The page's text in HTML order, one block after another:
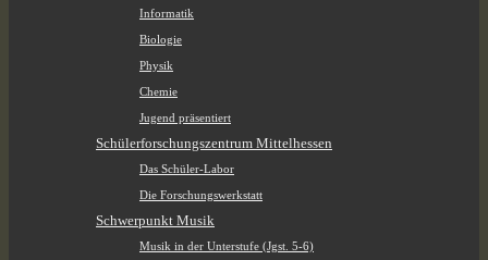
Informatik
Biologie
Physik
Chemie
Jugend präsentiert
Schülerforschungszentrum Mittelhessen
Das Schüler-Labor
Die Forschungswerkstatt
Schwerpunkt Musik
Musik in der Unterstufe (Jgst. 5-6)